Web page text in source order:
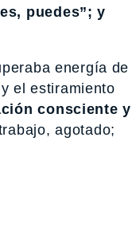
puedes”; y
energía de
el estiramiento
consciente y
agotado;